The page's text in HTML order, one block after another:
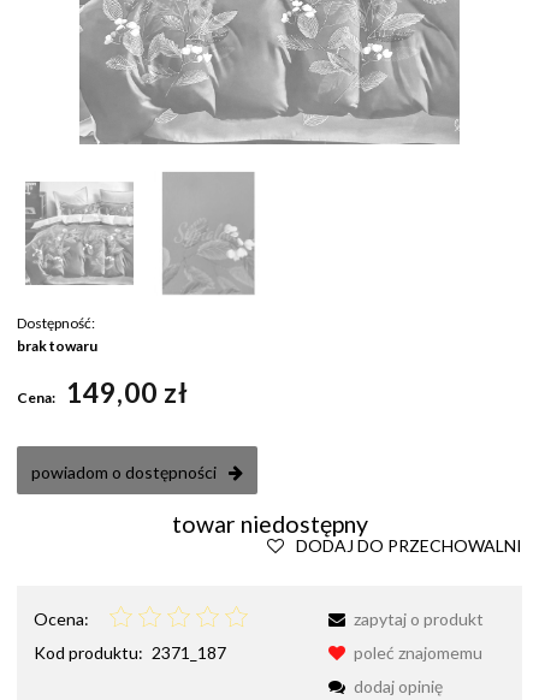
Dostępność:
brak towaru
Cena: 149,00 zł
powiadom o dostępności
towar niedostępny
DODAJ DO PRZECHOWALNI
Ocena:
Kod produktu: 2371_187
zapytaj o produkt
poleć znajomemu
dodaj opinię